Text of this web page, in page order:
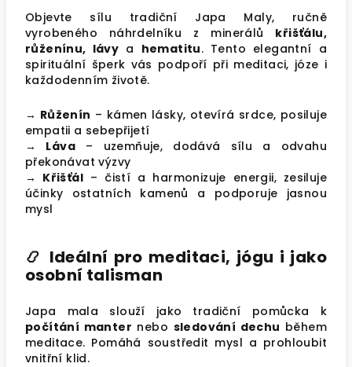
Objevte sílu tradiční Japa Maly, ručně
vyrobeného náhrdelníku z minerálů křišťálu,
růženínu, lávy a hematitu. Tento elegantní a
spirituální šperk vás podpoří při meditaci, józe i
každodenním životě.
→ Růženín – kámen lásky, otevírá srdce, posiluje
empatii a sebepřijetí
→ Láva – uzemňuje, dodává sílu a odvahu
překonávat výzvy
→ Křišťál – čistí a harmonizuje energii, zesiluje
účinky ostatních kamenů a podporuje jasnou
mysl
📿 Ideální pro meditaci, jógu i jako
osobní talisman
Japa mala slouží jako tradiční pomůcka k
počítání manter nebo sledování dechu během
meditace. Pomáhá soustředit mysl a prohloubit
vnitřní klid.